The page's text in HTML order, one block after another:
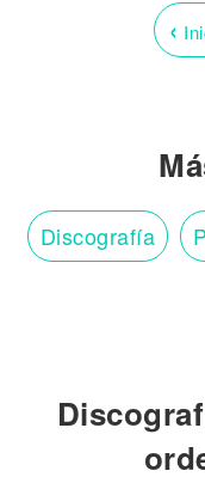
‹
Discografía